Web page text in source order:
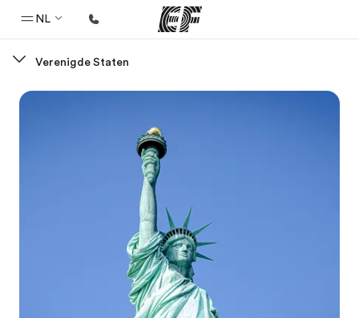
NL
Welkom bij EF
Verenigde Staten